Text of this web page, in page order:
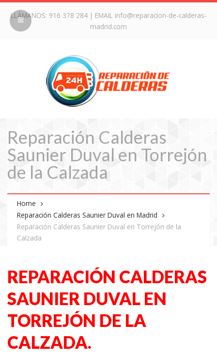
LLÁMANOS: 916 378 284| EMAIL info@reparacion-de-calderas-
madrid.com
Reparación Calderas
Saunier Duval en Torrejón
de la Calzada
Home
Reparación Calderas Saunier Duval en Madrid
Reparación Calderas Saunier Duval en Torrejón de la
Calzada
REPARACIÓN CALDERAS
SAUNIER DUVAL EN
TORREJÓN DE LA
CALZADA.